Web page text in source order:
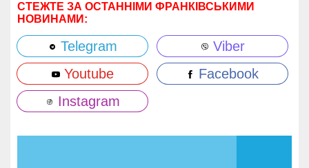
СТЕЖТЕ ЗА ОСТАННІМИ ФРАНКІВСЬКИМИ
НОВИНАМИ:
Telegram
Viber
Youtube
Facebook
Instagram